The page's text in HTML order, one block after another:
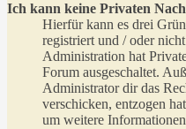
Ich kann keine Privaten
Hierfür kann es drei
registriert und / oder
Administration hat
Forum ausgeschaltet.
Administrator dir das
verschicken, entzogen
um weitere